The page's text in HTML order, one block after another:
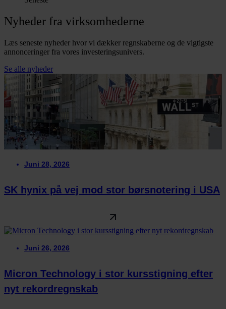
Nyheder fra virksomhederne
Læs seneste nyheder hvor vi dækker regnskaberne og de vigtigste
annonceringer fra vores investeringsunivers.
Se alle nyheder
Juni 28, 2026
SK hynix på vej mod stor børsnotering i USA
Juni 26, 2026
Micron Technology i stor kursstigning efter
nyt rekordregnskab